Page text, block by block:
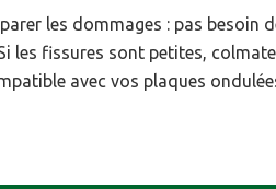
les dommages : pas
les fissures sont petites,
avec vos plaques